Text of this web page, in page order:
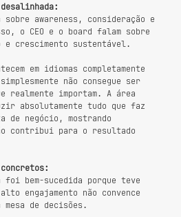
desalinhada:
awareness, consideração e
o CEO e o board falam sobre
e crescimento sustentável.
em idiomas completamente
não consegue ser
realmente importam. A área
absolutamente tudo que faz
de negócio, mostrando
contribui para o resultado
foi bem-sucedida porque teve
engajamento não convence
mesa de decisões.